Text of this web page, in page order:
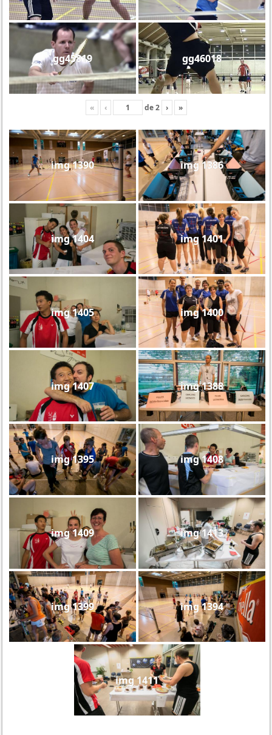
gg45819 gg46018
« ‹ de2 › »
img 1390 img 1386
img 1404 img 1401
img 1405 img 1400
img 1407 img 1388
img 1395 img 1408
img 1409 img 1413
img 1399 img 1394
img 1411